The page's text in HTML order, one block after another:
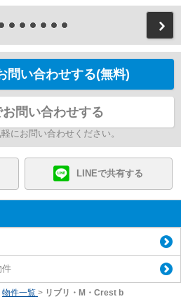
問い合わせする(無料)
お問い合わせする
にお問い合わせください。
LINEで共有する
件
物件一覧 > リブリ・M・Crest b